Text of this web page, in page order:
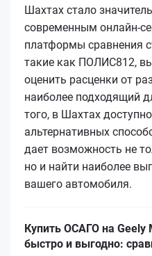
Шахтах стало
современным онлайн-
платформы сравнения
такие как ПОЛИС812,
оценить расценки от
наиболее подходящий
того, в Шахтах
альтернативных
дает возможность не
но и найти наиболее
вашего автомобиля.
Купить ОСАГО на Geely
быстро и выгодно: